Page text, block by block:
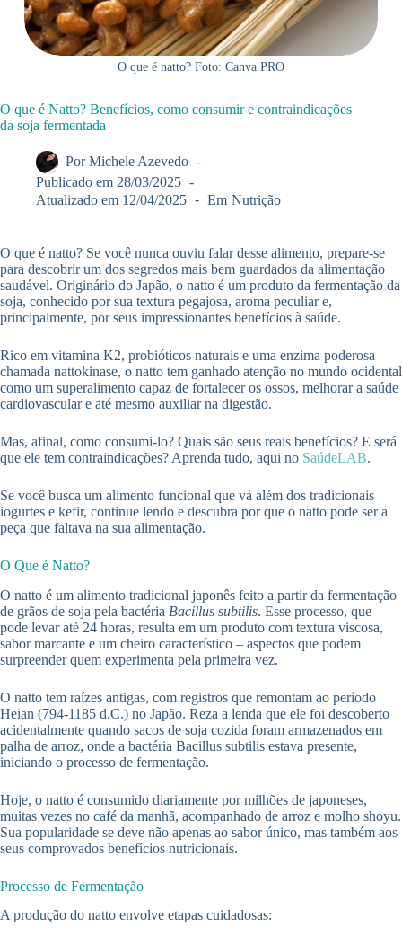
O que é natto? Foto: Canva PRO
O que é Natto? Benefícios, como consumir e contraindicações
da soja fermentada
Por Michele Azevedo
Publicado em 28/03/2025
Atualizado em 12/04/2025 Em Nutrição
O que é natto? Se você nunca ouviu falar desse alimento, prepare-se
para descobrir um dos segredos mais bem guardados da alimentação
saudável. Originário do Japão, o natto é um produto da fermentação da
soja, conhecido por sua textura pegajosa, aroma peculiar e,
principalmente, por seus impressionantes benefícios à saúde.
Rico em vitamina K2, probióticos naturais e uma enzima poderosa
chamada nattokinase, o natto tem ganhado atenção no mundo ocidental
como um superalimento capaz de fortalecer os ossos, melhorar a saúde
cardiovascular e até mesmo auxiliar na digestão.
Mas, afinal, como consumi-lo? Quais são seus reais benefícios? E será
que ele tem contraindicações? Aprenda tudo, aqui no SaúdeLAB.
Se você busca um alimento funcional que vá além dos tradicionais
iogurtes e kefir, continue lendo e descubra por que o natto pode ser a
peça que faltava na sua alimentação.
O Que é Natto?
O natto é um alimento tradicional japonês feito a partir da fermentação
de grãos de soja pela bactéria Bacillus subtilis. Esse processo, que
pode levar até 24 horas, resulta em um produto com textura viscosa,
sabor marcante e um cheiro característico – aspectos que podem
surpreender quem experimenta pela primeira vez.
O natto tem raízes antigas, com registros que remontam ao período
Heian (794-1185 d.C.) no Japão. Reza a lenda que ele foi descoberto
acidentalmente quando sacos de soja cozida foram armazenados em
palha de arroz, onde a bactéria Bacillus subtilis estava presente,
iniciando o processo de fermentação.
Hoje, o natto é consumido diariamente por milhões de japoneses,
muitas vezes no café da manhã, acompanhado de arroz e molho shoyu.
Sua popularidade se deve não apenas ao sabor único, mas também aos
seus comprovados benefícios nutricionais.
Processo de Fermentação
A produção do natto envolve etapas cuidadosas: